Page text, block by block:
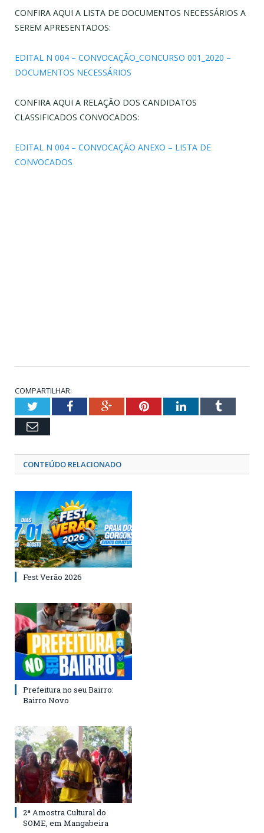
CONFIRA AQUI A LISTA DE DOCUMENTOS NECESSÁRIOS A
SEREM APRESENTADOS:
EDITAL N 004 – CONVOCAÇÃO_CONCURSO 001_2020 –
DOCUMENTOS NECESSÁRIOS
CONFIRA AQUI A RELAÇÃO DOS CANDIDATOS
CLASSIFICADOS CONVOCADOS:
EDITAL N 004 – CONVOCAÇÃO ANEXO – LISTA DE
CONVOCADOS
COMPARTILHAR:
TwitterFacebookGoogle+PinterestLinkedInTumblr
Email
CONTEÚDO RELACIONADO
Fest Verão 2026
Prefeitura no seu Bairro:
Bairro Novo
2ª Amostra Cultural do
SOME, em Mangabeira